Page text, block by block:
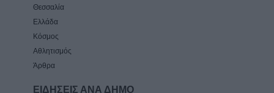
Θεσσαλία
Ελλάδα
Κόσμος
Αθλητισμός
Άρθρα
ΕΙΔΗΣΕΙΣ ΑΝΑ ΔΗΜΟ